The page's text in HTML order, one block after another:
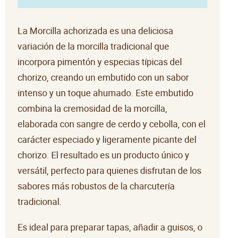
La Morcilla achorizada es una deliciosa
variación de la morcilla tradicional que
incorpora pimentón y especias típicas del
chorizo, creando un embutido con un sabor
intenso y un toque ahumado. Este embutido
combina la cremosidad de la morcilla,
elaborada con sangre de cerdo y cebolla, con el
carácter especiado y ligeramente picante del
chorizo. El resultado es un producto único y
versátil, perfecto para quienes disfrutan de los
sabores más robustos de la charcutería
tradicional.
Es ideal para preparar tapas, añadir a guisos, o